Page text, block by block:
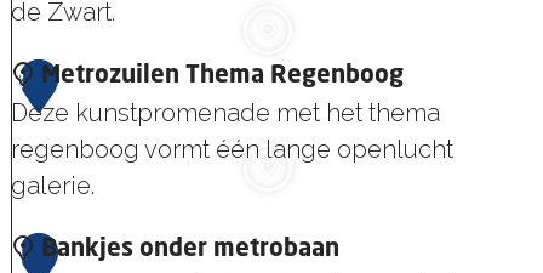
u
s
c
h
i
d
de Zwart.
E
l
e
k
r
3 Metrozuilen Thema Regenboog
Deze kunstpromenade met het thema
regenboog vormt één lange openlucht
galerie.
M
4 Bankjes onder metrobaan